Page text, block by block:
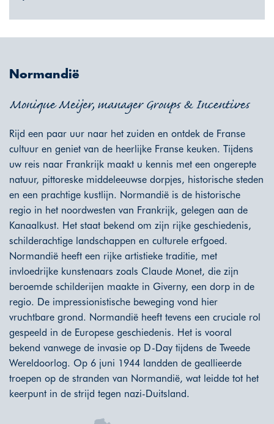
Normandië
Monique Meijer, manager Groups & Incentives
Rijd een paar uur naar het zuiden en ontdek de Franse
cultuur en geniet van de heerlijke Franse keuken. Tijdens
uw reis naar Frankrijk maakt u kennis met een ongerepte
natuur, pittoreske middeleeuwse dorpjes, historische steden
en een prachtige kustlijn. Normandië is de historische
regio in het noordwesten van Frankrijk, gelegen aan de
Kanaalkust. Het staat bekend om zijn rijke geschiedenis,
schilderachtige landschappen en culturele erfgoed.
Normandië heeft een rijke artistieke traditie, met
invloedrijke kunstenaars zoals Claude Monet, die zijn
beroemde schilderijen maakte in Giverny, een dorp in de
regio. De impressionistische beweging vond hier
vruchtbare grond. Normandië heeft tevens een cruciale rol
gespeeld in de Europese geschiedenis. Het is vooral
bekend vanwege de invasie op D-Day tijdens de Tweede
Wereldoorlog. Op 6 juni 1944 landden de geallieerde
troepen op de stranden van Normandië, wat leidde tot het
keerpunt in de strijd tegen nazi-Duitsland.